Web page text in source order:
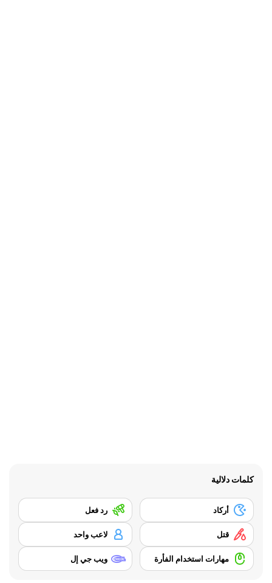
كلمات دلالية
أركاد رد فعل
قتل لاعب واحد
مهارات استخدام الفأرة ويب جي إل